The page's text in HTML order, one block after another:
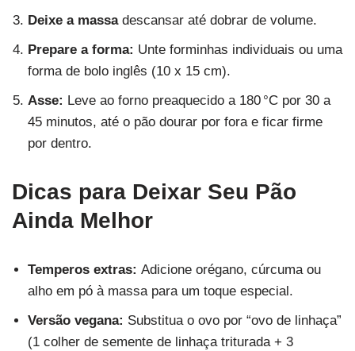
Deixe a massa descansar até dobrar de volume.
Prepare a forma: Unte forminhas individuais ou uma
forma de bolo inglês (10 x 15 cm).
Asse: Leve ao forno preaquecido a 180 °C por 30 a
45 minutos, até o pão dourar por fora e ficar firme
por dentro.
Dicas para Deixar Seu Pão
Ainda Melhor
Temperos extras: Adicione orégano, cúrcuma ou
alho em pó à massa para um toque especial.
Versão vegana: Substitua o ovo por “ovo de linhaça”
(1 colher de semente de linhaça triturada + 3